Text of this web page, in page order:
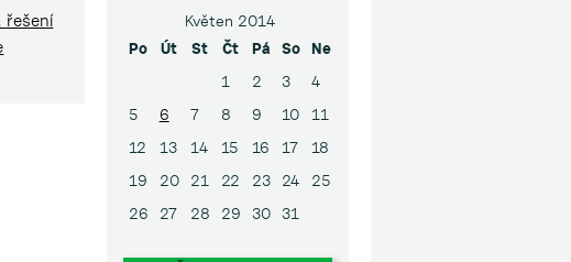
řešení
Květen 2014
Po
Út St Čt Pá So Ne
1
2 3
4
5
6 7 8 9 10
11
12
13 14 15 16 17
18
19
20 21 22 23 24
25
26
27 28 29 30 31